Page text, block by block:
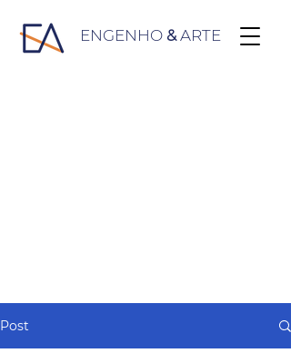
ENGENHO &ARTE
Post